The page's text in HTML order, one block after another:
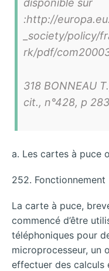
disponible sur
:http://
_society/policy/
rk/pdf/
318 BONNEAU
cit., n°428, p
a. Les cartes à puce
252. Fonctionnement
La carte à puce,
commencé d’être
téléphoniques pour
microprocesseur, un
effectuer des calculs